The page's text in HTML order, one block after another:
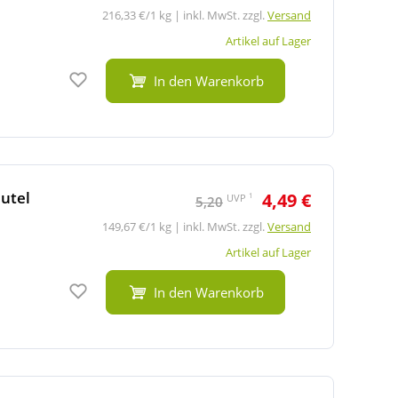
216,33 €/1 kg | inkl. MwSt. zzgl.Versand
Artikel auf Lager
Auf den Merkzettel
In den Warenkorb
5,20 UVP 1 4,49 €
149,67 €/1 kg | inkl. MwSt. zzgl.Versand
Artikel auf Lager
Auf den Merkzettel
In den Warenkorb